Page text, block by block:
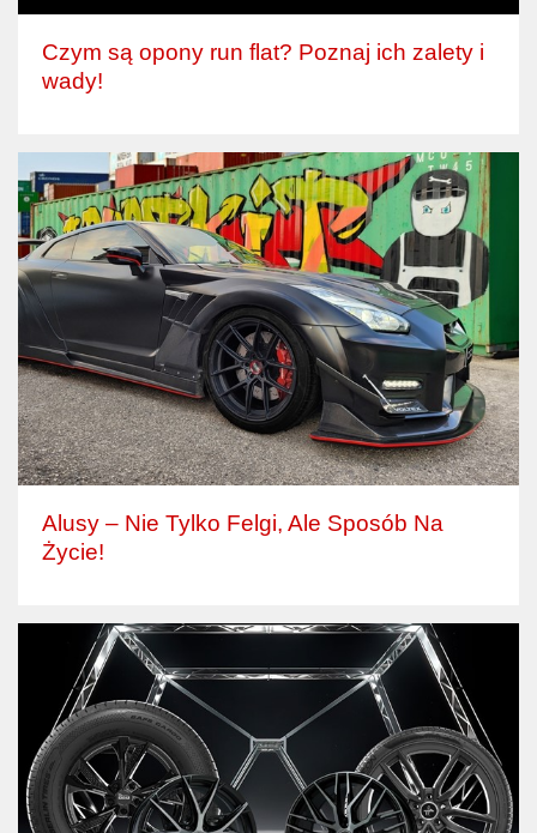
Czym są opony run flat? Poznaj ich zalety i
wady!
Alusy – Nie Tylko Felgi, Ale Sposób Na
Życie!